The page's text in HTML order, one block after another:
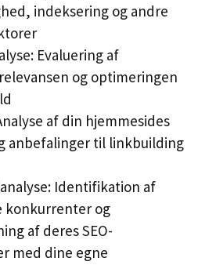
indeksering og andre
Evaluering af
og optimeringen
af din hjemmesides
anbefalinger til linkbuilding
Identifikation af
konkurrenter og
af deres SEO-
med dine egne